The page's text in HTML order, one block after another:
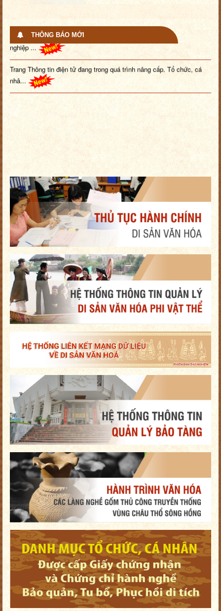
THÔNG BÁO MỚI
Bồi dưỡng, tập huấn nâng cao nhận thức và kiến thức chuyên môn
nghiệp ...
Trang Thông tin điện tử đang trong quá trình nâng cấp. Tổ chức, cá
nhâ...